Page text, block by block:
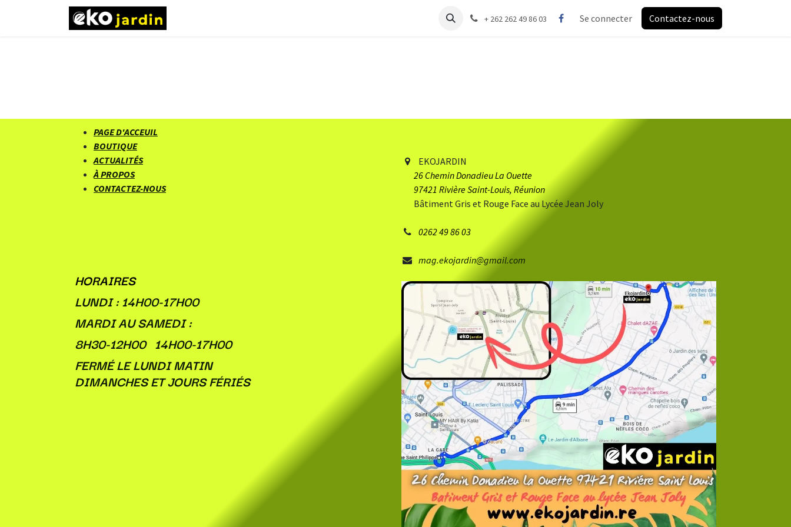
Se rendre au contenu
+ 262 262 49 86 03 Se connecter Contactez-nous
PAGE D'ACCEUIL
BOUTIQUE
ACTUALITÉS
À PROPOS
CONTACTEZ-NOUS
EKOJARDIN
26 Chemin Donadieu​ La Ouette
97421 Rivière Saint-Louis, Réunion
Bâtiment Gris et Rouge Face au Lycée Jean Joly
0262 49 86 03
mag.ekojardin@gmail.com
HORAIRES
LUNDI : 14H00-17H00
MARDI AU SAMEDI :
8H30-12H00 14H00-17H00
FERMÉ LE LUNDI MATIN
DIMANCHES ET JOURS FÉRIÉS